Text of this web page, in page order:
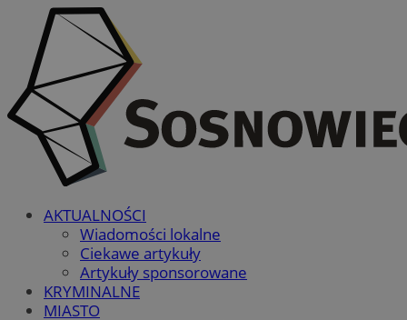
AKTUALNOŚCI
Wiadomości lokalne
Ciekawe artykuły
Artykuły sponsorowane
KRYMINALNE
MIASTO